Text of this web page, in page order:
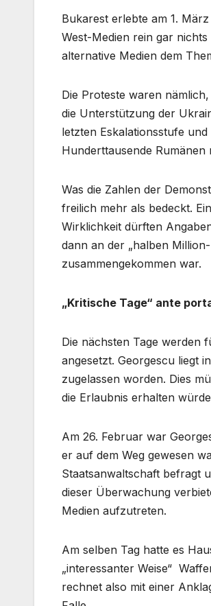
Bukarest erlebte am 1.
West-Medien rein gar
alternative Medien dem
Die Proteste waren nämlich,
die Unterstützung der
letzten Eskalationsstufe
Hunderttausende
Was die Zahlen der
freilich mehr als bedeckt.
Wirklichkeit dürften
dann an der „halben
zusammengekommen war.
„Kritische Tage“ ante
Die nächsten Tage werden
angesetzt. Georgescu liegt
zugelassen worden. Dies
die Erlaubnis erhalten
Am 26. Februar war
er auf dem Weg gewesen
Staatsanwaltschaft befragt
dieser Überwachung
Medien aufzutreten.
Am selben Tag hatte es
„interessanter Weise“
rechnet also mit einer